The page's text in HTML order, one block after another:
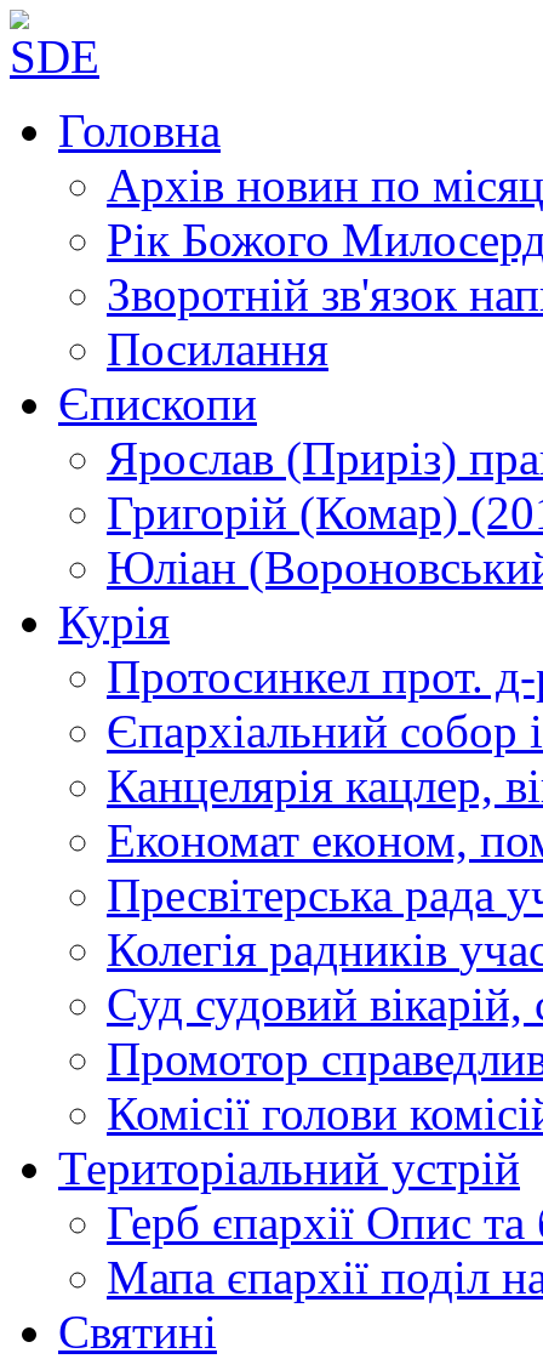
Головна
Архів новин по
Рік Божого
Зворотній зв'язок
Посилання
Єпископи
Ярослав (Приріз)
Григорій (Комар)
Юліан
Курія
Протосинкел прот.
Єпархіальний собор
Канцелярія кацлер,
Економат економ,
Пресвітерська рада
Колегія радників
Суд судовий вікарій,
Промотор
Комісії голови
Територіальний устрій
Герб єпархії Опис та
Мапа єпархії поділ
Святині